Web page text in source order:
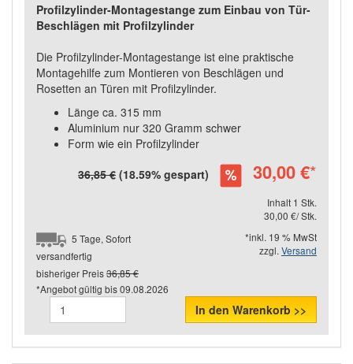
Profilzylinder-Montagestange zum Einbau von Tür-
Beschlägen mit Profilzylinder
Die Profilzylinder-Montagestange ist eine praktische
Montagehilfe zum Montieren von Beschlägen und
Rosetten an Türen mit Profilzylinder.
Länge ca. 315 mm
Aluminium nur 320 Gramm schwer
Form wie ein Profilzylinder
36,85 € (18.59% gespart) 30,00 €*
Inhalt 1 Stk.
30,00 €/ Stk.
5 Tage, Sofort
versandfertig
*inkl. 19 % MwSt
zzgl. Versand
bisheriger Preis36,85 €
*Angebot gültig bis09.08.2026
In den Warenkorb >>